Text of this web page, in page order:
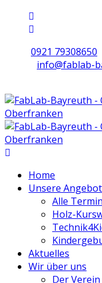
0921 79308650
info@fablab-
Home
Unsere
Alle
Holz-
Aktuelles
Wir über uns
Der Verein